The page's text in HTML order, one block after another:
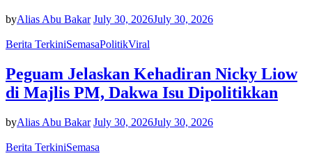
byAlias Abu Bakar July 30, 2026July 30, 2026
Berita TerkiniSemasaPolitikViral
Peguam Jelaskan Kehadiran Nicky Liow
di Majlis PM, Dakwa Isu Dipolitikkan
byAlias Abu Bakar July 30, 2026July 30, 2026
Berita TerkiniSemasa